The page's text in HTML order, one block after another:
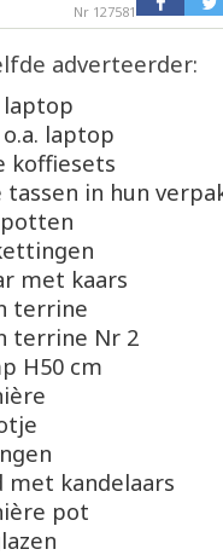
Nr 127581
adverteerder:
laptop
laptop
koffiesets
tassen in hun
met kaars
terrine
terrine Nr 2
H50 cm
met kandelaars
pot